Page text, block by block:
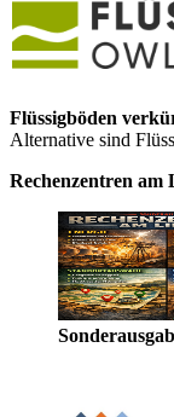
Flüssigböden
Alternative sind
Rechenzentren am